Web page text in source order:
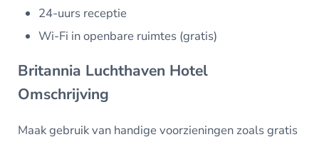
24-uurs receptie
Wi-Fi in openbare ruimtes (gratis)
Britannia Luchthaven Hotel
Omschrijving
Maak gebruik van handige voorzieningen zoals gratis